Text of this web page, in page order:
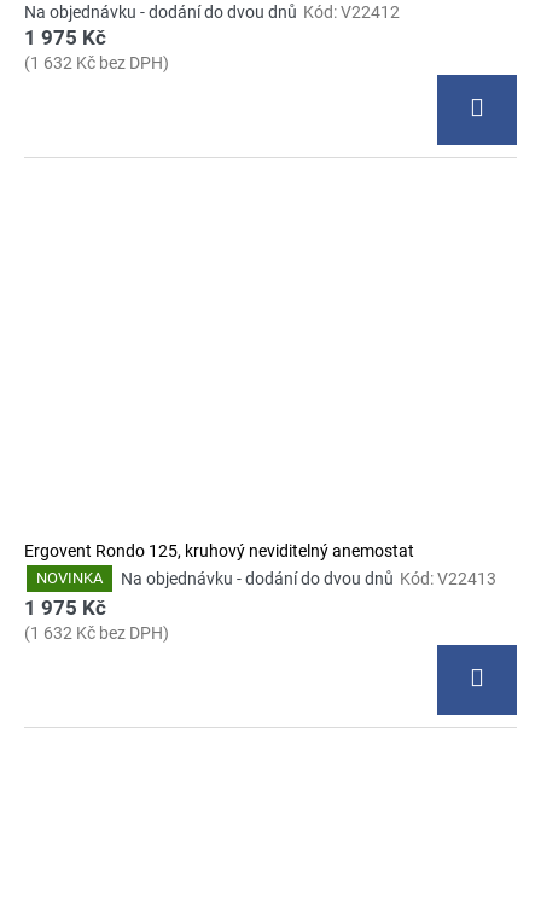
Na objednávku - dodání do dvou dnů Kód:V22412
1 975 Kč
(1 632 Kč bez DPH)
Ergovent Rondo 125, kruhový neviditelný anemostat
NOVINKA Na objednávku - dodání do dvou dnů Kód:V22413
1 975 Kč
(1 632 Kč bez DPH)